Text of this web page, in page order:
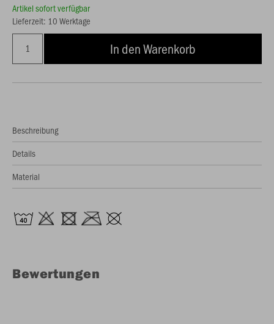
Artikel sofort verfügbar
Lieferzeit: 10 Werktage
In den Warenkorb
Beschreibung
Details
Material
Bewertungen